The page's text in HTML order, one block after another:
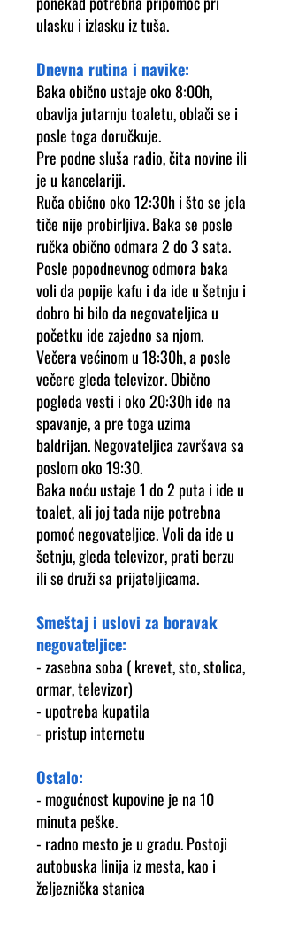
ulasku i izlasku iz tuša.
Dnevna rutina i navike:
Baka obično ustaje oko 8:00h,
obavlja jutarnju toaletu, oblači se i
posle toga doručkuje.
Pre podne sluša radio, čita novine ili
je u kancelariji.
Ruča obično oko 12:30h i što se jela
tiče nije probirljiva. Baka se posle
ručka obično odmara 2 do 3 sata.
Posle popodnevnog odmora baka
voli da popije kafu i da ide u šetnju i
dobro bi bilo da negovateljica u
početku ide zajedno sa njom.
Večera većinom u 18:30h, a posle
večere gleda televizor. Obično
pogleda vesti i oko 20:30h ide na
spavanje, a pre toga uzima
baldrijan. Negovateljica završava sa
poslom oko 19:30.
Baka noću ustaje 1 do 2 puta i ide u
toalet, ali joj tada nije potrebna
pomoć negovateljice. Voli da ide u
šetnju, gleda televizor, prati berzu
ili se druži sa prijateljicama.
Smeštaj i uslovi za boravak
negovateljice:
- zasebna soba ( krevet, sto, stolica,
ormar, televizor)
- upotreba kupatila
- pristup internetu
Ostalo:
- mogućnost kupovine je na 10
minuta peške.
- radno mesto je u gradu. Postoji
autobuska linija iz mesta, kao i
željeznička stanica